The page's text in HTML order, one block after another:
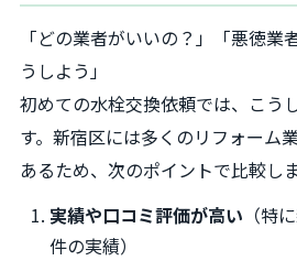
「どの業者がいいの？」「悪徳業
うしよう」
初めての水栓交換依頼では、こう
す。新宿区には多くのリフォーム
あるため、次のポイントで比較し
実績や口コミ評価が高い （特
件の実績）